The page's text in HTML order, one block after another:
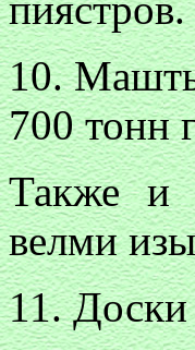
10.
700 тонн
Также и
велми
11.